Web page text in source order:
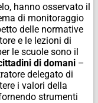
hanno osservato il
di monitoraggio
delle normative
e le lezioni di
le scuole sono il
di domani –
delegato di
i valori della
strumenti